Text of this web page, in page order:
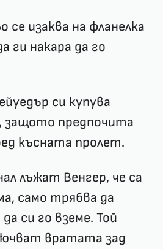
се изаква на фланелка
ги накара да го
си купува
защото предпочита
късната пролет.
лъжат Венгер, че са
само трябва да
си го вземе. Той
вратата зад